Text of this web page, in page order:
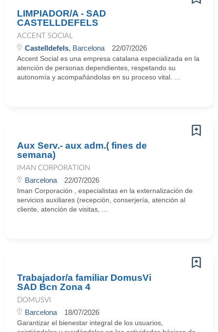
LIMPIADOR/A - SAD
CASTELLDEFELS
ACCENT SOCIAL
Castelldefels, Barcelona 22/07/2026
Accent Social es una empresa catalana especializada en la
atención de personas dependientes, respetando su
autonomía y acompañándolas en su proceso vital. ...
Aux Serv.- aux adm.( fines de
semana)
IMAN CORPORATION
Barcelona 22/07/2026
Iman Corporación , especialistas en la externalización de
servicios auxiliares (recepción, conserjería, atención al
cliente, atención de visitas, ...
Trabajador/a familiar DomusVi
SAD Bcn Zona 4
DOMUSVI
Barcelona 18/07/2026
Garantizar el bienestar integral de los usuarios,